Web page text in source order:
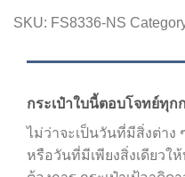
SKU: FS8336-NS
กระเป๋าใบนี้ตอบโจทย์ทุก
ไม่ว่าจะเป็นวันที่มีสิ่งต่าง
หรือวันที่มีเพียงสิ่งเดียวใ